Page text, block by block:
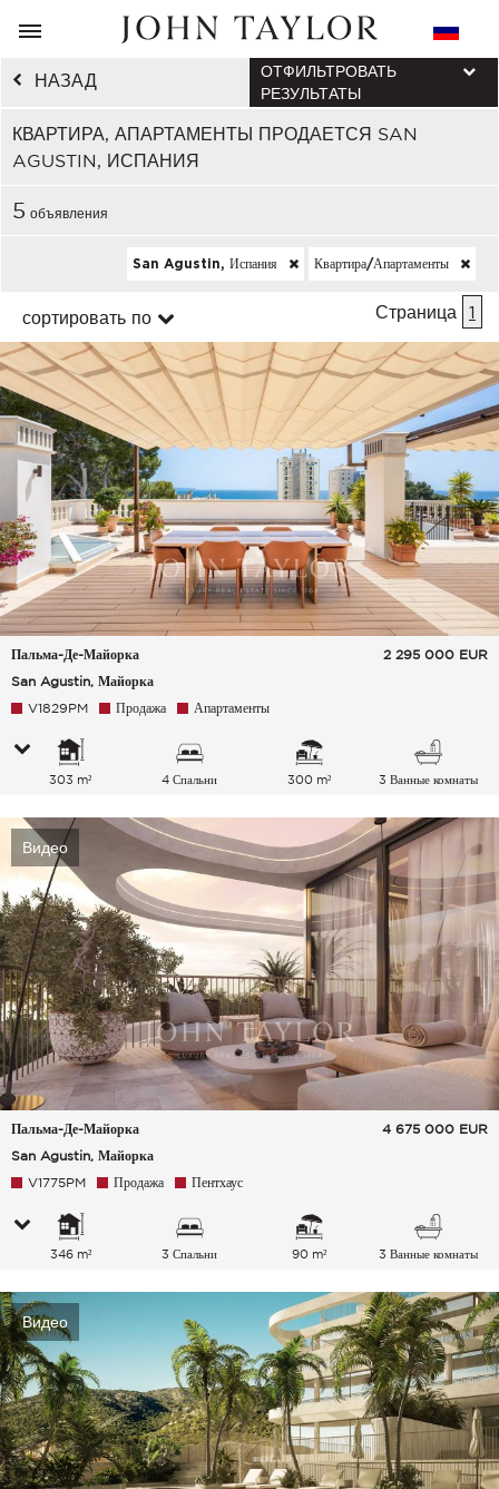
НАЗАД
КВАРТИРА, АПАРТАМЕНТЫ ПРОДАЕТСЯ SAN
AGUSTIN, ИСПАНИЯ
ОТФИЛЬТРОВАТЬ
РЕЗУЛЬТАТЫ
5 объявления
San Agustin, Испания Квартира/апартаменты
сортировать по Страница 1
Пальма-Де-Майорка
San Agustin, Майорка
2 295 000 EUR
V1829PM Продажа Апартаменты
303 m² 4 Спальни 300 m² 3 Ванные комнаты
Видео
Пальма-Де-Майорка
San Agustin, Майорка
4 675 000 EUR
V1775PM Продажа Пентхаус
346 m² 3 Спальни 90 m² 3 Ванные комнаты
Видео